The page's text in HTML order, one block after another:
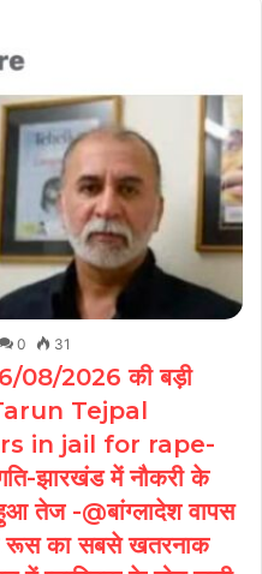
0 31
08/2026 की बड़ी
Tejpal
in jail for rape-
झारखंड में नौकरी के
तेज -@बांग्लादेश वापस
रूस का सबसे खतरनाक